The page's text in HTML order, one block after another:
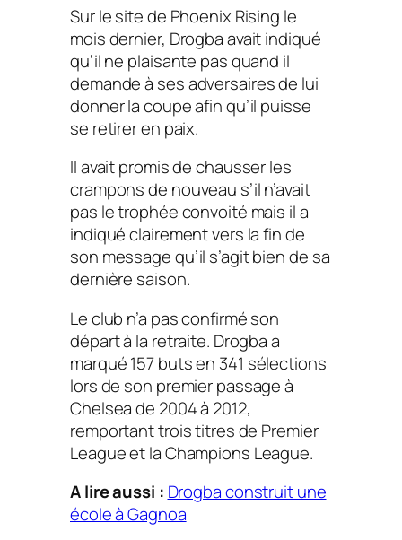
Sur le site de Phoenix Rising le
mois dernier, Drogba avait indiqué
qu’il ne plaisante pas quand il
demande à ses adversaires de lui
donner la coupe afin qu’il puisse
se retirer en paix.
Il avait promis de chausser les
crampons de nouveau s’il n’avait
pas le trophée convoité mais il a
indiqué clairement vers la fin de
son message qu’il s’agit bien de sa
dernière saison.
Le club n’a pas confirmé son
départ à la retraite. Drogba a
marqué 157 buts en 341 sélections
lors de son premier passage à
Chelsea de 2004 à 2012,
remportant trois titres de Premier
League et la Champions League.
A lire aussi : Drogba construit une
école à Gagnoa